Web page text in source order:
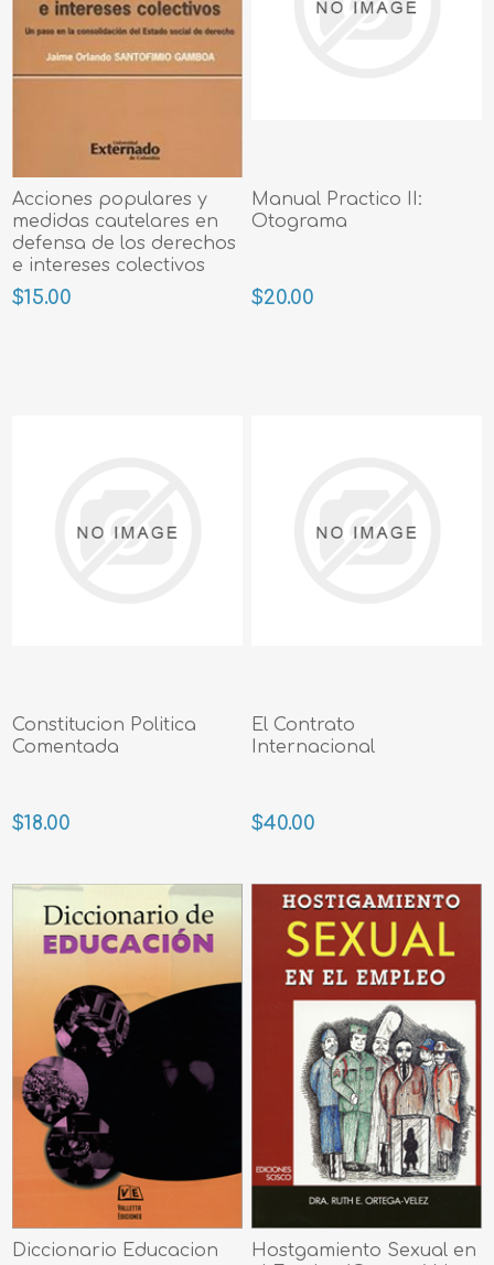
Acciones populares y
medidas cautelares en
defensa de los derechos
e intereses colectivos
$15.00
Manual Practico II:
Otograma
$20.00
Constitucion Politica
Comentada
$18.00
El Contrato
Internacional
$40.00
Diccionario Educacion
Hostgamiento Sexual en